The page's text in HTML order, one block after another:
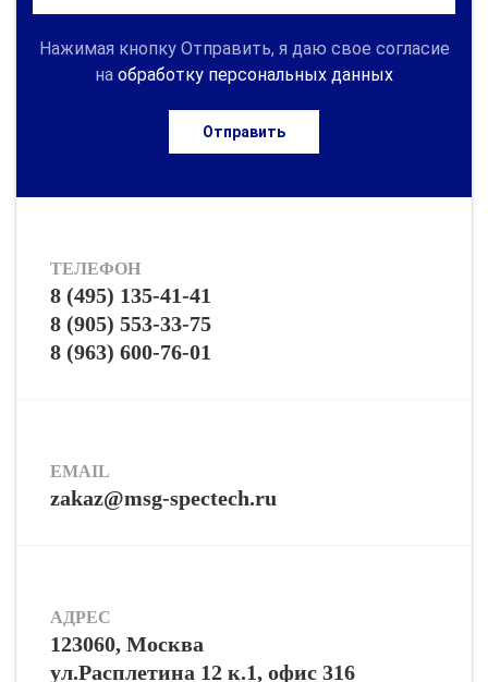
Нажимая кнопку Отправить, я даю свое согласие
на обработку персональных данных
Отправить
ТЕЛЕФОН
8 (495) 135-41-41
8 (905) 553-33-75
8 (963) 600-76-01
EMAIL
zakaz@msg-spectech.ru
АДРЕС
123060, Москва
ул.Расплетина 12 к.1, офис 316